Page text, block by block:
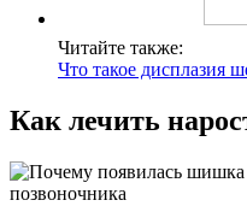
Читайте также:
Что такое дисплазия
Как лечить